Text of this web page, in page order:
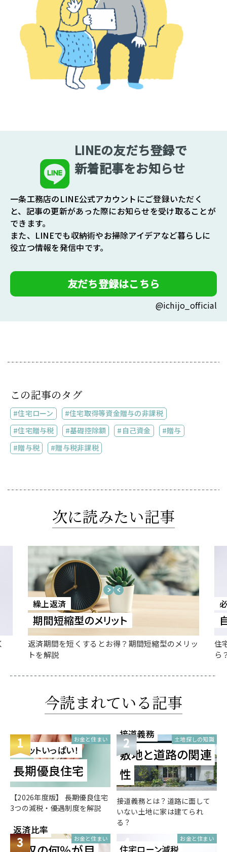
LINEの友だち登録で
新着記事をお知らせ
一条工務店のLINE公式アカウントにご登録いただく
と、記事の更新があった際にお知らせを受け取ることが
できます。
また、LINEでも収納術やお掃除アイデアなど暮らしに
役立つ情報を発信中です。
友だち登録はこちら
@ichijo_official
この記事のタグ
住宅ローン
住宅取得等資金贈与の非課税
住宅贈与税
基礎控除額 自己資金
贈与
贈与税
贈与税非課税
次に読みたい記事
繰上返済
期間短縮型のメリット
返済期間を短くするとお得？期間短縮型のメリッ
トを解説
住
ら
今読まれている記事
1
メリットいっぱい！
長期優良住宅
お金と住まい
【2026年度版】 長期優良住宅
3つの減税・優遇制度を解説
2
接道義務
敷地と道路の関連
性
土地探しの知識
接道義務とは？道路に面して
いない土地に家は建てられ
る？
3
返済比率
お金と住まい 4
住宅ローン減税
お金と住まい